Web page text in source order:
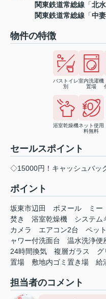
関東鉄道常総線 「北
関東鉄道常総線 「中妻
物件の特徴
バストイレ
別
室内洗濯機
置場
浴室乾燥機ネット使用
料無料
セールスポイント
◇15000円！キャッシュバッ
ポイント
坂東市辺田 ボヌール ミー
焚き
浴室乾燥機 システム
カメラ
エアコン2台 ペッ
ャワー付洗面台
温水洗浄便
24時間換気
複層ガラス グ
置場
敷地内ゴミ置き場 給
担当者のコメント